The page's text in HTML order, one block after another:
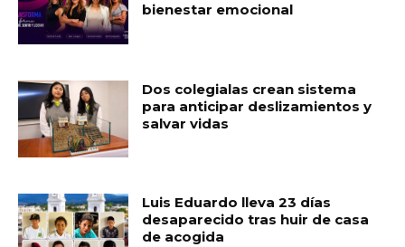
bienestar emocional
Dos colegialas crean sistema
para anticipar deslizamientos y
salvar vidas
Luis Eduardo lleva 23 días
desaparecido tras huir de casa
de acogida